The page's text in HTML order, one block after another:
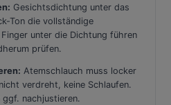
Gesichtsdichtung unter das
Ton die vollständige
unter die Dichtung führen
prüfen.
Atemschlauch muss locker
verdreht, keine Schlaufen.
ggf. nachjustieren.